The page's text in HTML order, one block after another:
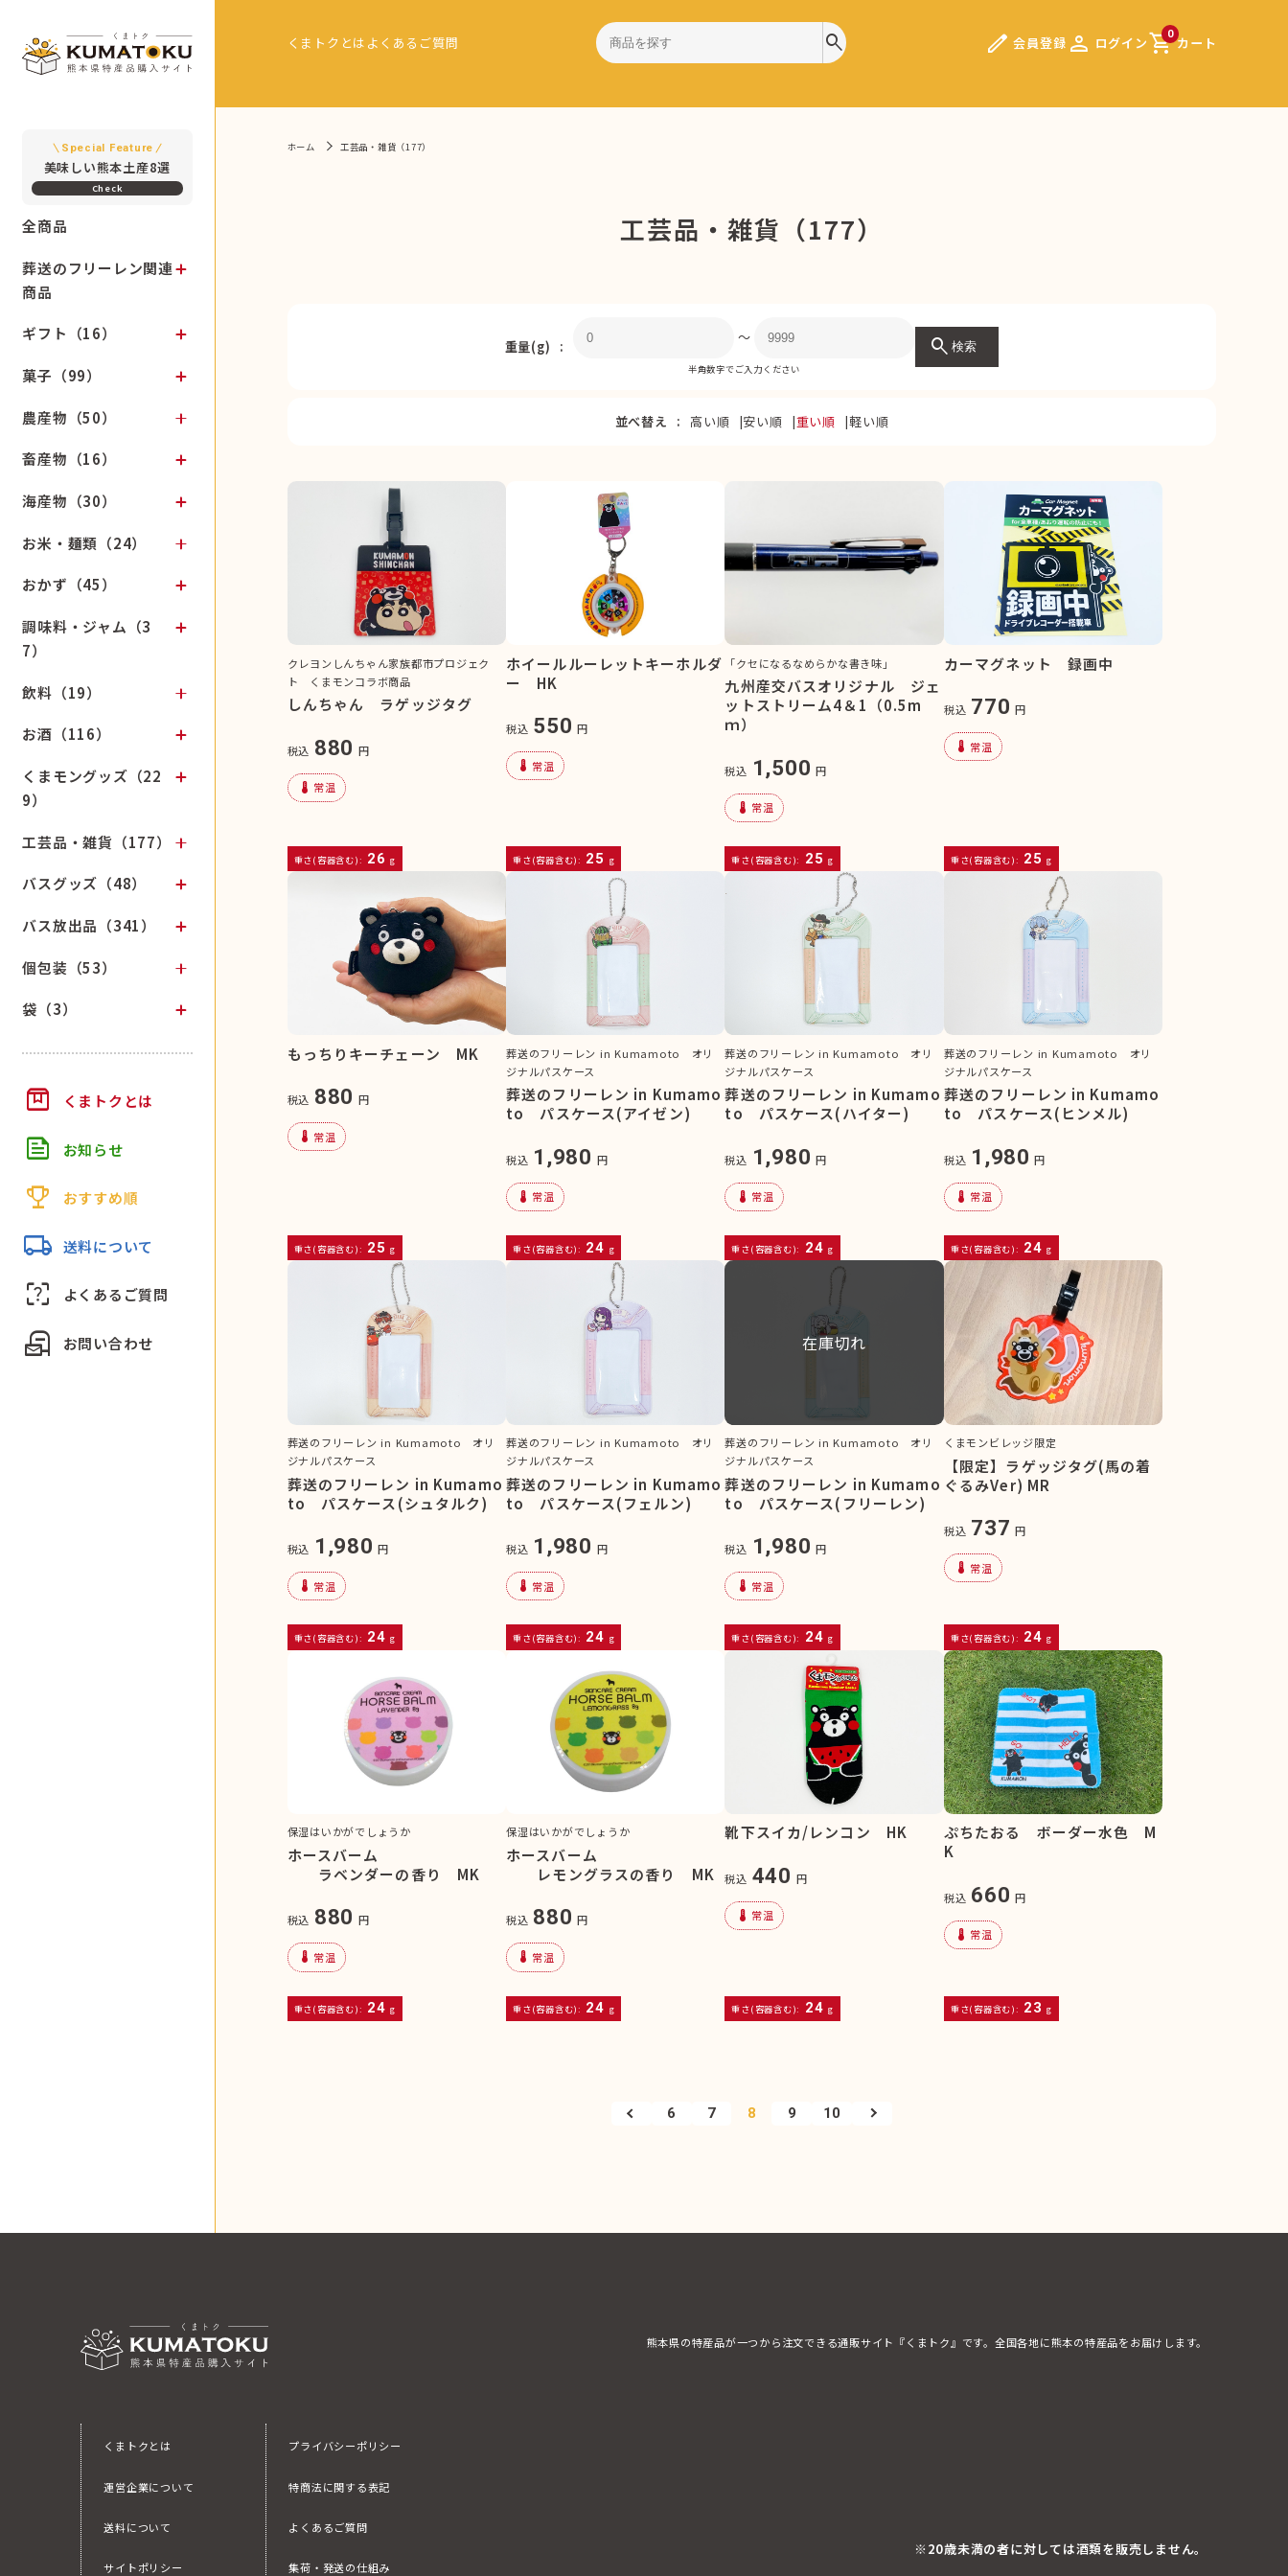
Special Feature
美味しい熊本土産8選
全商品
葬送のフリーレン関連
商品
ギフト（16）
菓子（99）
農産物（50）
畜産物（16）
海産物（30）
お米・麺類（24）
おかず（45）
調味料・ジャム（3
7）
飲料（19）
お酒（116）
くまモングッズ（22
9）
工芸品・雑貨（177）
バスグッズ（48）
バス放出品（341）
個包装（53）
袋（3）
box くまトクとは
feed お知らせ
trophy おすすめ順
local_shipping 送料について
indeterminate_question_box よくあるご質問
local_post_office お問い合わせ
くまトクとは よくあるご質問 search edit 会員登録 person ログイン 0
shopping_cartカート
ホーム 工芸品・雑貨（177）
工芸品・雑貨（177）
重量(g)
〜
半角数字でご入力ください
search 検索
並べ替え 高い順 安い順 重い順 軽い順
クレヨンしんちゃん家族都市プロジェク
ト くまモンコラボ商品
しんちゃん ラゲッジタグ
税込 880 円
device_thermostat 常温
重さ(容器含む): 26 g
ホイールルーレットキーホルダ
ー HK
税込 550 円
device_thermostat 常温
重さ(容器含む): 25 g
「クセになるなめらかな書き味」
九州産交バスオリジナル ジェ
ットストリーム4＆1（0.5m
ｍ）
税込 1,500 円
device_thermostat 常温
重さ(容器含む): 25 g
カーマグネット 録画中
税込 770 円
device_thermostat 常温
重さ(容器含む): 25 g
もっちりキーチェーン MK
税込 880 円
device_thermostat 常温
重さ(容器含む): 25 g
葬送のフリーレン in Kumamoto オリ
ジナルパスケース
葬送のフリーレン in Kumamo
to パスケース(アイゼン)
税込 1,980 円
device_thermostat 常温
重さ(容器含む): 24 g
葬送のフリーレン in Kumamoto オリ
ジナルパスケース
葬送のフリーレン in Kumamo
to パスケース(ハイター)
税込 1,980 円
device_thermostat 常温
重さ(容器含む): 24 g
葬送のフリーレン in Kumamoto オリ
ジナルパスケース
葬送のフリーレン in Kumamo
to パスケース(ヒンメル)
税込 1,980 円
device_thermostat 常温
重さ(容器含む): 24 g
葬送のフリーレン in Kumamoto オリ
ジナルパスケース
葬送のフリーレン in Kumamo
to パスケース(シュタルク)
税込 1,980 円
device_thermostat 常温
重さ(容器含む): 24 g
葬送のフリーレン in Kumamoto オリ
ジナルパスケース
葬送のフリーレン in Kumamo
to パスケース(フェルン)
税込 1,980 円
device_thermostat 常温
重さ(容器含む): 24 g
在庫切れ
葬送のフリーレン in Kumamoto オリ
ジナルパスケース
葬送のフリーレン in Kumamo
to パスケース(フリーレン)
税込 1,980 円
device_thermostat 常温
重さ(容器含む): 24 g
くまモンビレッジ限定
【限定】ラゲッジタグ(馬の着
ぐるみVer) MR
税込 737 円
device_thermostat 常温
重さ(容器含む): 24 g
保湿はいかがでしょうか
ホースバーム
ラベンダーの香り MK
税込 880 円
device_thermostat 常温
重さ(容器含む): 24 g
保湿はいかがでしょうか
ホースバーム
レモングラスの香り MK
税込 880 円
device_thermostat 常温
重さ(容器含む): 24 g
靴下スイカ/レンコン HK
税込 440 円
device_thermostat 常温
重さ(容器含む): 24 g
ぷちたおる ボーダー水色 M
K
税込 660 円
device_thermostat 常温
重さ(容器含む): 23 g
6 7 8 9 10
熊本県の特産品が一つから注文できる通販サイト『くまトク』です。全国各地に熊本の特産品をお届けします。
くまトクとは
運営企業について
送料について
サイトポリシー
プライバシーポリシー
特商法に関する表記
よくあるご質問
集荷・発送の仕組み
※20歳未満の者に対しては酒類を販売しません。